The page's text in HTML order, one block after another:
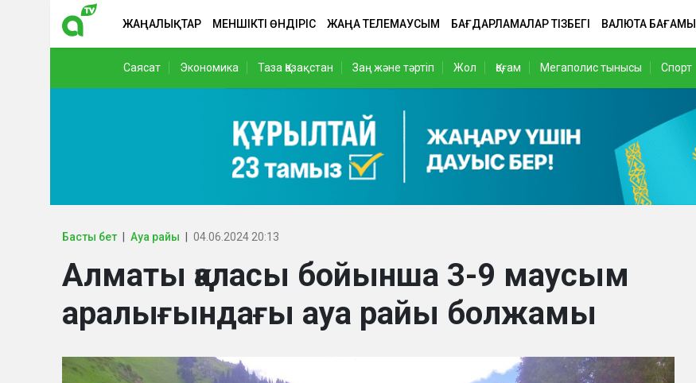
ЖАҢАЛЫҚТАР МЕНШІКТІ ӨНДІРІС ЖАҢА ТЕЛЕМАУСЫМ БАҒДАРЛАМАЛАР ТІЗБЕГІ ВАЛЮТА БАҒАМЫ
Саясат Экономика Таза Қазақстан Заң және тәртіп Жол Қоғам Мегаполис тынысы Спорт
Басты бет Ауа райы 04.06.2024 20:13
Алматы қаласы бойынша 3-9 маусым
аралығындағы ауа райы болжамы